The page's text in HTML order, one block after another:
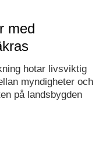
med
hotar livsviktig
myndigheter och
på landsbygden